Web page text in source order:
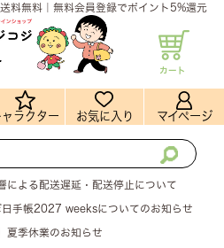
料無料｜無料会員登録でポイント5%還元
カート
ャラクター お気に入り マイページ
による配送遅延・配送停止について
日手帳2027 weeksについてのお知らせ
夏季休業のお知らせ